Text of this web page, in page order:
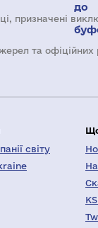
до
призначені
та офіційних
світу